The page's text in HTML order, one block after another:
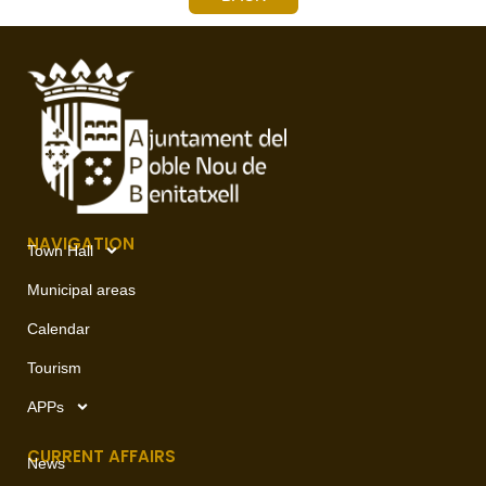
NAVIGATION
Town Hall
Municipal areas
Calendar
Tourism
APPs
CURRENT AFFAIRS
News